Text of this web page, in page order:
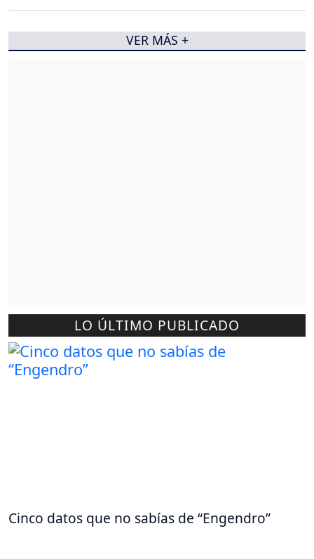
LO ÚLTIMO PUBLICADO
Cinco datos que no sabías de “Engendro”
VER MÁS +